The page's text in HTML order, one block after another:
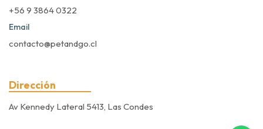
+56 9 3864 0322
Email
contacto@petandgo.cl
Dirección
Av Kennedy Lateral 5413, Las Condes